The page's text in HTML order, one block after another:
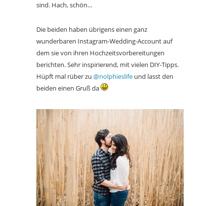
sind. Hach, schön…
Die beiden haben übrigens einen ganz
wunderbaren Instagram-Wedding-Account auf
dem sie von ihren Hochzeitsvorbereitungen
berichten. Sehr inspirierend, mit vielen DIY-Tipps.
Hüpft mal rüber zu @nolphieslife und lasst den
beiden einen Gruß da